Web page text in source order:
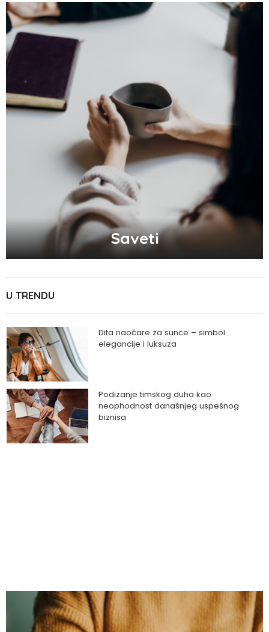
Saveti
U TRENDU
Dita naočare za sunce – simbol
elegancije i luksuza
Podizanje timskog duha kao
neophodnost današnjeg uspešnog
biznisa